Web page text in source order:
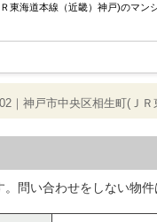
東海道本線（近畿）神戸)のマン
｜神戸市中央区相生町(Ｊ
問い合わせをしない物件